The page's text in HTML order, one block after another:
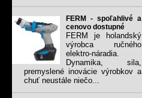
FERM - spoľahlivé a
cenovo dostupné
FERM je holandský
výrobca ručného
elektro-náradia.
Dynamika, sila,
premyslené inovácie výrobkov a
chuť neustále niečo...